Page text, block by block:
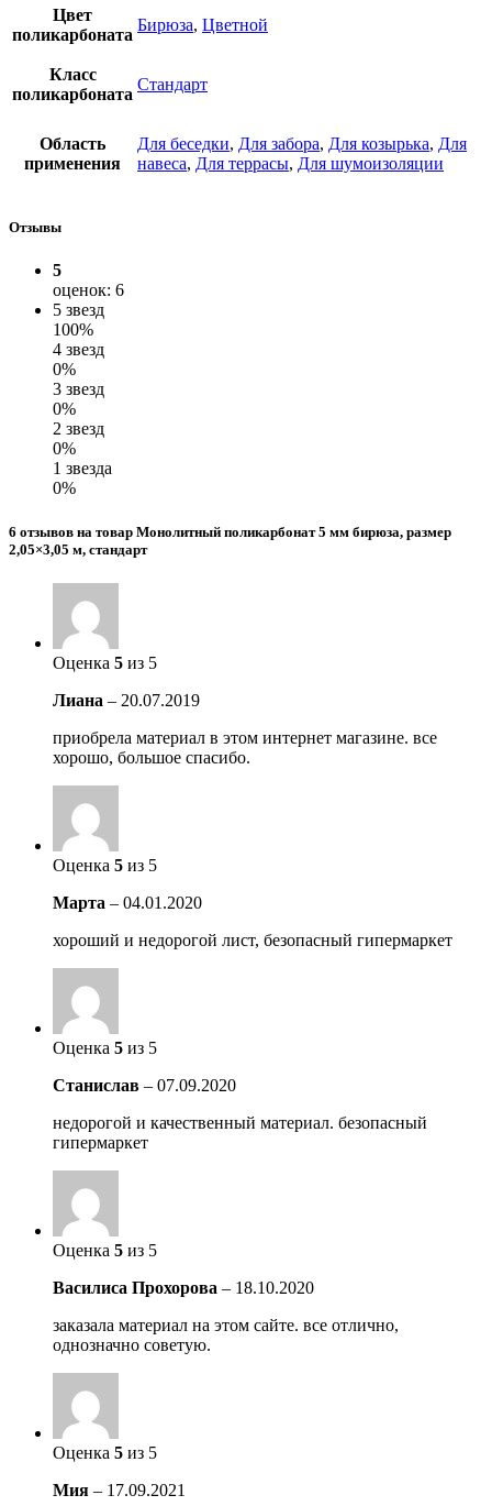
Цвет
поликарбоната
Бирюза, Цветной
Класс
поликарбоната
Стандарт
Область
применения
Для беседки, Для забора, Для козырька, Для
навеса, Для террасы, Для шумоизоляции
Отзывы
5
оценок: 6
5 звезд
100%
4 звезд
0%
3 звезд
0%
2 звезд
0%
1 звезда
0%
6 отзывов на товар Монолитный поликарбонат 5 мм бирюза, размер
2,05×3,05 м, стандарт
Оценка 5 из 5
Лиана – 20.07.2019
приобрела материал в этом интернет магазине. все
хорошо, большое спасибо.
Оценка 5 из 5
Марта – 04.01.2020
хороший и недорогой лист, безопасный гипермаркет
Оценка 5 из 5
Станислав – 07.09.2020
недорогой и качественный материал. безопасный
гипермаркет
Оценка 5 из 5
Василиса Прохорова – 18.10.2020
заказала материал на этом сайте. все отлично,
однозначно советую.
Оценка 5 из 5
Мия – 17.09.2021